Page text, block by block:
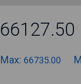
66127.50
Max: 66735.00